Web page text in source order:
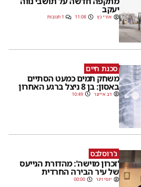
יעקב
אורי כץ 11:08 1 תגובות
סכנת חיים
משחק תמים כמעט הסתיים
באסון: בן 8 ניצל ברגע האחרון
דב אייזנר 10:49
ג'רוסלבס
'זכרון מוישה': מהדורת הנייעס
של עיר הבירה החרדית
יוסי וינר 00:00